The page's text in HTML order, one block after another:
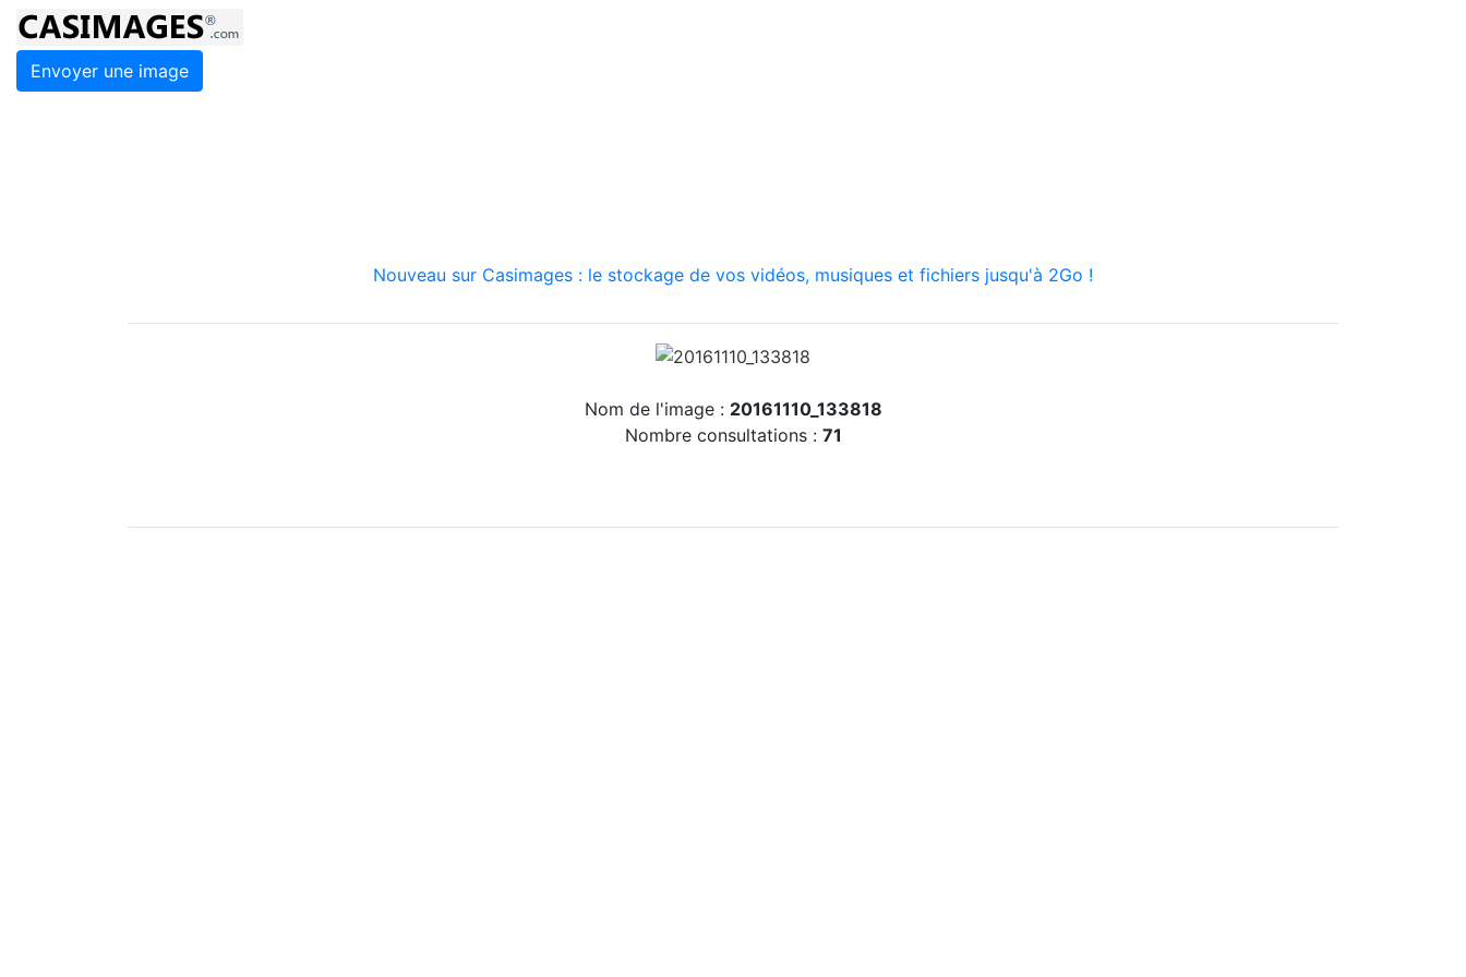
Envoyer une image
Nouveau sur Casimages : le stockage de vos vidéos, musiques et fichiers jusqu'à 2Go !
Nom de l'image : 20161110_133818
Nombre consultations : 71